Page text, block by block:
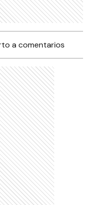
a comentarios